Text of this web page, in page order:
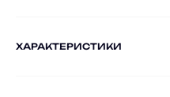
ХАРАКТЕРИСТИКИ